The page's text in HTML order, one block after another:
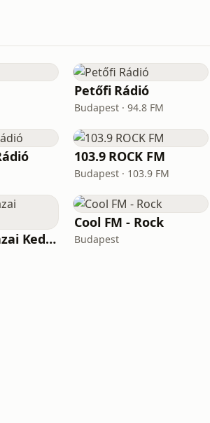
Petőfi Rádió
Budapest · 94.8 FM
103.9 ROCK FM
Budapest · 103.9 FM
Cool FM - Hazai Kedvencek
Cool FM - Rock
Budapest